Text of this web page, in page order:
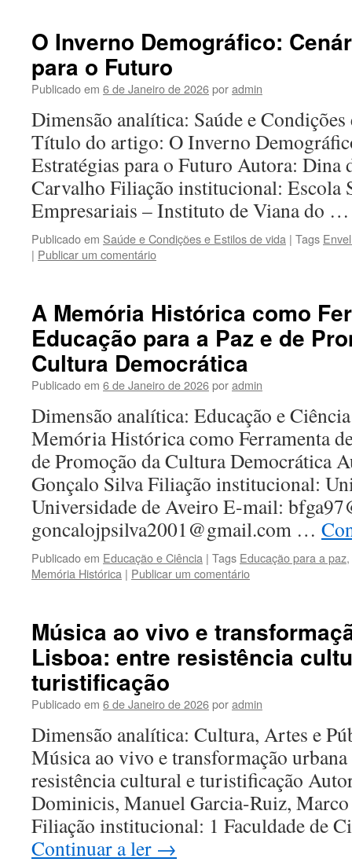
O Inverno Demográfico:
para o Futuro
Publicado em 6 de Janeiro de 2026poradmin
Dimensão analítica: Saúde e
Título do artigo: O Inverno
Estratégias para o Futuro Autora: Dina
Carvalho Filiação institucional: Escola
Empresariais – Instituto de Viana do
Publicado em Saúde e Condições e Estilos de vida | Tags
| Publicar um comentário
A Memória Histórica como
Educação para a Paz e de
Cultura Democrática
Publicado em 6 de Janeiro de 2026poradmin
Dimensão analítica: Educação e
Memória Histórica como Ferramenta
de Promoção da Cultura Democrática
Gonçalo Silva Filiação institucional:
Universidade de Aveiro E-mail:
goncalojpsilva2001@gmail.com …
Publicado em Educação e Ciência | Tags Educação para a paz,
Memória Histórica | Publicar um comentário
Música ao vivo e
Lisboa: entre resistência
turistificação
Publicado em 6 de Janeiro de 2026poradmin
Dimensão analítica: Cultura, Artes e
Música ao vivo e transformação
resistência cultural e turistificação
Dominicis, Manuel Garcia-Ruiz, Marco
Filiação institucional: 1 Faculdade de
Continuar a ler →